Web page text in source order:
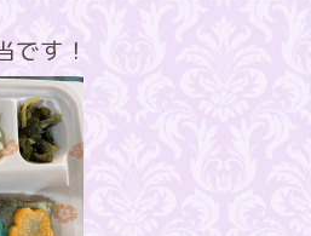
です！